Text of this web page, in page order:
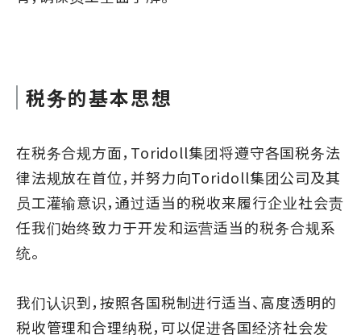
税务的基本思想
在税务合规方面，Toridoll集团将遵守各国税务法
律法规放在首位，并努力向Toridoll集团公司及其
员工灌输意识，通过适当的税收来履行企业社会责
任我们始终致力于开发和运营适当的税务合规系
统。
我们认识到，按照各国税制进行适当、高度透明的
税收管理和合理纳税，可以促进各国经济社会发